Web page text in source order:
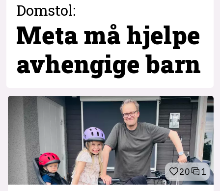
Domstol:
Meta må hjelpe
avhengige barn
20 1